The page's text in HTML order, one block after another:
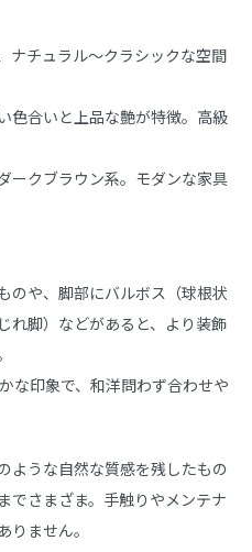
ナチュラル〜クラシックな空間
色合いと上品な艶が特徴。高級
ークブラウン系。モダンな家具
のや、脚部にバルボス（球根状
れ脚）などがあると、より装飾
な印象で、和洋問わず合わせや
ような自然な質感を残したもの
でさまざま。手触りやメンテナ
りません。